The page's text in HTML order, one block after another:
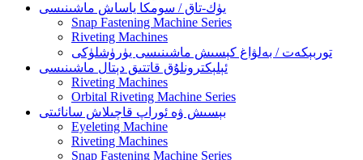
يۈك-تاق / سومكا ياساش ماشىنىسى
Snap Fastening Machine Series
Riveting Machines
توربېكەت / بەلۋاغ كېسىش ماشىنىسى يۈرۈشلۈكى
ئېلېكترونلۇق قاتتىق دېتال ماشىنىسى
Riveting Machines
Orbital Riveting Machine Series
بېسىش ۋە ئوراپ قاچىلاش سانائىتى
Eyeleting Machine
Riveting Machines
Snap Fastening Machine Series